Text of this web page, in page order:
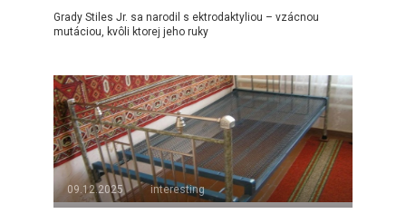
Grady Stiles Jr. sa narodil s ektrodaktyliou – vzácnou
mutáciou, kvôli ktorej jeho ruky
09.12.2025 interesting